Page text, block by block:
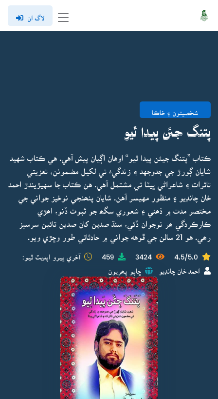
لاگ ان
شخصيتون ۽ خاڪا
پتنگ جئن پيدا ٿيو
ڪتاب ”پتنگ جيئن پيدا ٿيو“ اوهان اڳيان پيش آهي. هي ڪتاب شهيد
شايان ڳورڙ جي جدوجهد ۽ زندگيءَ تي لکيل مضمونن، تعزيتي
تاثرات ۽ شاعراڻي ڀيٽا تي مشتمل آهي. هن ڪتاب جا سهيڙيندڙ احمد
خان چانڊيو ۽ منظور مهيسر آهن. شايان پنھنجي نوخيز جواني جي
مختصر مدت ۾ ذھني ۽ شعوري سگھ جو ثبوت ڏنو، اھڙي
ڪارڪردگي ھر نوجوان ڏئي، سنڌ صدين کان صدين تائين سرسبز
4.5/5.0
3424
459 آخري ڀيرو اپڊيٽ ٿيو:
احمد خان چانڊيو ڇاپو پھريون